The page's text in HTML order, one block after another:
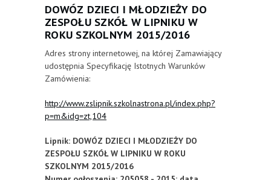
Weterynarii w Końskich
DOWÓZ DZIECI I MŁODZIEŻY DO
ZESPOŁU SZKÓŁ W LIPNIKU W
ROKU SZKOLNYM 2015/2016
Adres strony internetowej, na której Zamawiający
udostępnia Specyfikację Istotnych Warunków
Zamówienia:
http://www.zslipnik.szkolnastrona.pl/index.php?
p=m&idg=zt,104
Lipnik: DOWÓZ DZIECI I MŁODZIEŻY DO
ZESPOŁU SZKÓŁ W LIPNIKU W ROKU
SZKOLNYM 2015/2016